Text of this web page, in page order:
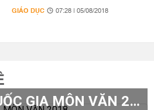
GIÁO DỤC 07:28 | 05/08/2018
ĐỀ THI THỬ QUỐC GIA MÔN VĂN 2018